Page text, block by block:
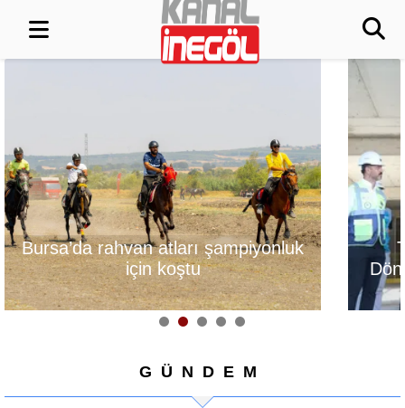
Turgutalp Kentsel
Dönüşümün 1. Etabında
Hedef 2027
Fetih
GÜNDEM